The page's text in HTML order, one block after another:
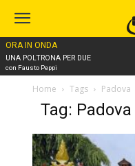
ORA IN ONDA
UNA POLTRONA PER DUE
con Fausto Peppi
Home Tags Padova
Tag: Padova